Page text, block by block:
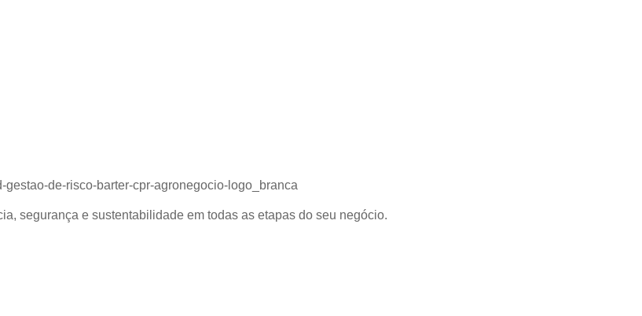
segurança e sustentabilidade em todas as etapas do seu negócio.